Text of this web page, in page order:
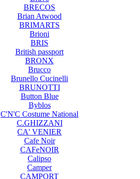
BRECOS
Brian Atwood
BRIMARTS
Brioni
BRIS
British passport
BRONX
Brucco
Brunello Cucinelli
BRUNOTTI
Button Blue
Byblos
C'N'C Costume National
C.GHIZZANI
CA' VENIER
Cafe Noir
CAFeNOIR
Calipso
Camper
CAMPORT